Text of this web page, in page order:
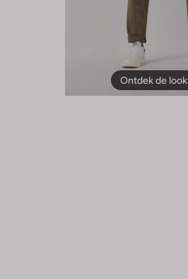
Ontdek de look